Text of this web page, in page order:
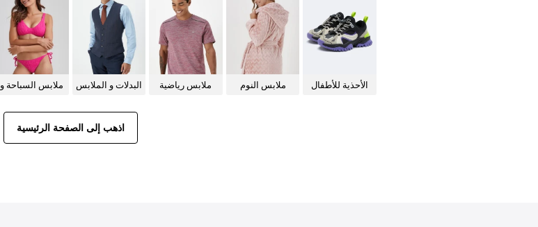
الأحذية للأطفال
ملابس النوم
ملابس رياضية
البدلات و الملابس
ملابس السباحة و
اذهب إلى الصفحة الرئيسية